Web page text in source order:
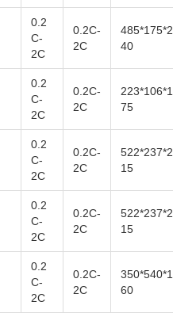
0.2
C-
2C
0.2C-
2C
485*175*2
40
0.2
C-
2C
0.2C-
2C
223*106*1
75
0.2
C-
2C
0.2C-
2C
522*237*2
15
0.2
C-
2C
0.2C-
2C
522*237*2
15
0.2
C-
2C
0.2C-
2C
350*540*1
60